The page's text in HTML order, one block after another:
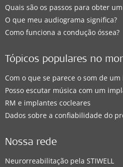
Quais são os passos para obter
O que meu audiograma significa?
Como funciona a condução óssea?
Tópicos populares no
Com o que se parece o som de
Posso escutar música com um
RM e implantes cocleares
Dados sobre a confiabilidade do
Nossa rede
Neurorreabilitação pela STIWELL